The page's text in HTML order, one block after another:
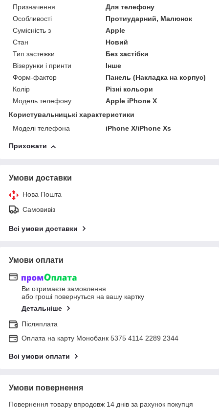
Призначення
Для телефону
Особливості
Протиударний, Малюнок
Сумісність з
Apple
Стан
Новий
Тип застежки
Без застібки
Візерунки і принти
Інше
Форм-фактор
Панель (Накладка на корпус)
Колір
Різні кольори
Модель телефону
Apple iPhone X
Користувальницькі характеристики
Моделі телефона
iPhone X/iPhone Xs
Приховати
Умови доставки
Нова Пошта
Самовивіз
Всі умови доставки
Умови оплати
Ви отримаєте замовлення
або гроші повернуться на вашу картку
Детальніше
Післяплата
Оплата на карту Монобанк 5375 4114 2289 2344
Всі умови оплати
Умови повернення
Повернення товару впродовж 14 днів за рахунок покупця